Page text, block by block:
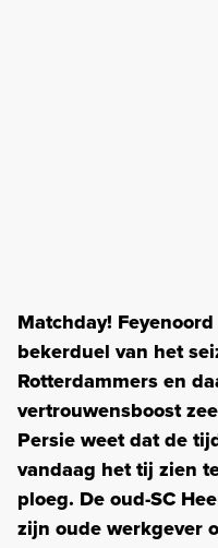
Matchday!
bekerduel van het
Rotterdammers en
vertrouwensboost
Persie weet dat de
vandaag het tij zien
ploeg. De oud-SC
zijn oude werkgever